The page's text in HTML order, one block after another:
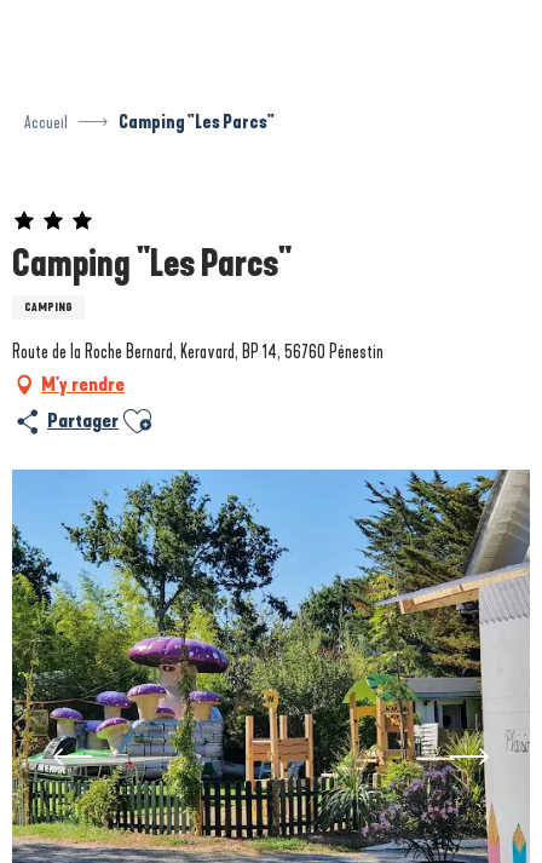
Accueil Camping "Les Parcs"
Camping "Les Parcs"
CAMPING
Prestataire engagé dans une démarche environnementale
Route de la Roche Bernard, Keravard, BP 14, 56760 Pénestin
M'y rendre
Partager Ajouter aux favoris